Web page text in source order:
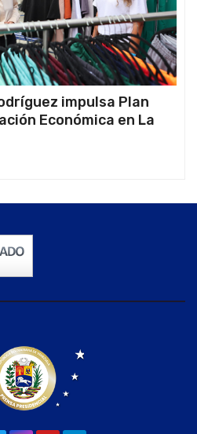
impulsa Plan
Económica en La